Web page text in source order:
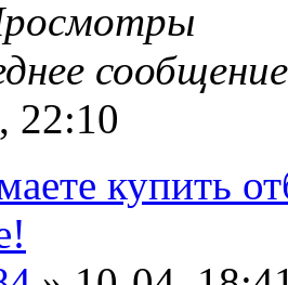
22:10
купить